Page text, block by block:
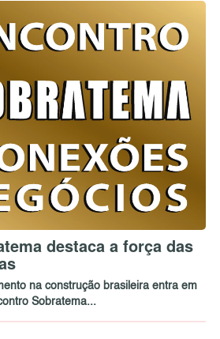
destaca a força das
na construção brasileira entra em
Sobratema...